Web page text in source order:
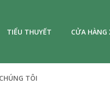
TIỂU THUYẾT CỬA HÀNG
TÔI